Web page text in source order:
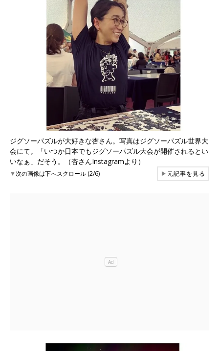
ジグソーパズルが大好きな杏さん。写真はジグソーパズル世界大
会にて。「いつか日本でもジグソーパズル大会が開催されるとい
いなぁ」だそう。（杏さんInstagramより）
▼次の画像は下へスクロール (2/6) ▶元記事を見る